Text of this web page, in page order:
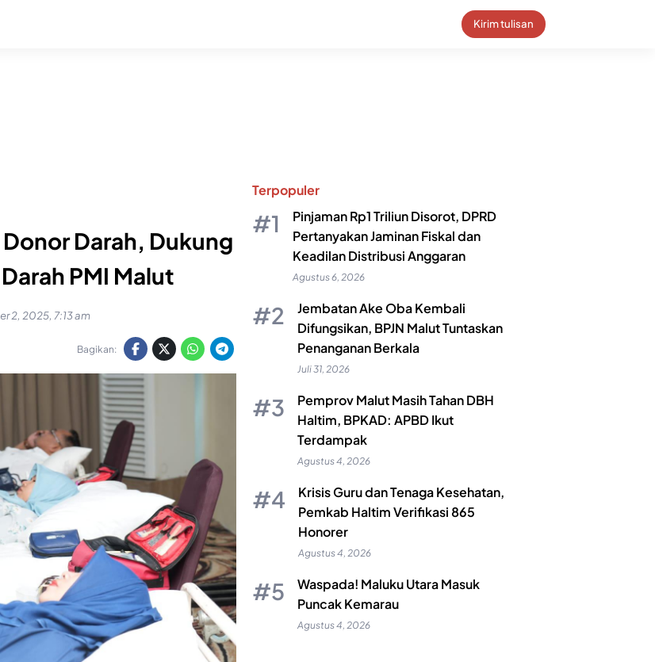
Kirim tulisan
Darah, Dukung
PMI Malut
2, 2025, 7:13 am
Bagikan:
Terpopuler
Pinjaman Rp1 Triliun Disorot, DPRD
Pertanyakan Jaminan Fiskal dan
Keadilan Distribusi Anggaran
Agustus 6, 2026
Jembatan Ake Oba Kembali
Difungsikan, BPJN Malut Tuntaskan
Penanganan Berkala
Juli 31, 2026
Pemprov Malut Masih Tahan DBH
Haltim, BPKAD: APBD Ikut
Terdampak
Agustus 4, 2026
Krisis Guru dan Tenaga Kesehatan,
Pemkab Haltim Verifikasi 865
Honorer
Agustus 4, 2026
Waspada! Maluku Utara Masuk
Puncak Kemarau
Agustus 4, 2026